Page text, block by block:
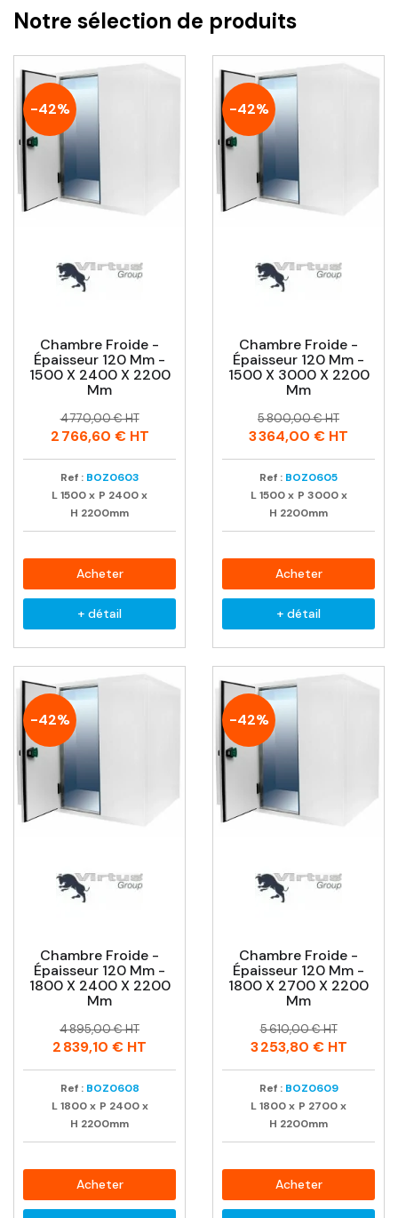
Notre sélection de produits
-42%
Chambre Froide -
Épaisseur 120 Mm -
1500 X 2400 X 2200
Mm
Prix
Prix
habituel
4 770,00 € HT
2 766,60 €HT
Ref : BOZ0603
L1500x P 2400x
H 2200mm
Acheter
+ détail
-42%
Chambre Froide -
Épaisseur 120 Mm -
1500 X 3000 X 2200
Mm
Prix
Prix
habituel
5 800,00 € HT
3 364,00 € HT
Ref : BOZ0605
L 1500 x P 3000 x
H 2200mm
Acheter
+ détail
-42%
Chambre Froide -
Épaisseur 120 Mm -
1800 X 2400 X 2200
Mm
Prix
Prix
habituel
4 895,00 € HT
2 839,10 € HT
Ref : BOZ0608
L 1800 x P 2400 x
H 2200mm
Acheter
-42%
Chambre Froide -
Épaisseur 120 Mm -
1800 X 2700 X 2200
Mm
Prix
Prix
habituel
5 610,00 € HT
3 253,80 €HT
Ref : BOZ0609
L1800x P 2700x
H 2200mm
Acheter